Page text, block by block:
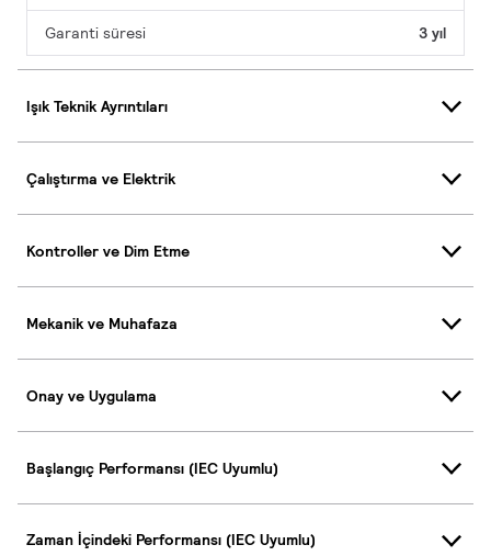
Garanti süresi 3 yıl
Işık Teknik Ayrıntıları
Çalıştırma ve Elektrik
Kontroller ve Dim Etme
Mekanik ve Muhafaza
Onay ve Uygulama
Başlangıç Performansı (IEC Uyumlu)
Zaman İçindeki Performansı (IEC Uyumlu)